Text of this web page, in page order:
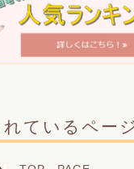
ているペー